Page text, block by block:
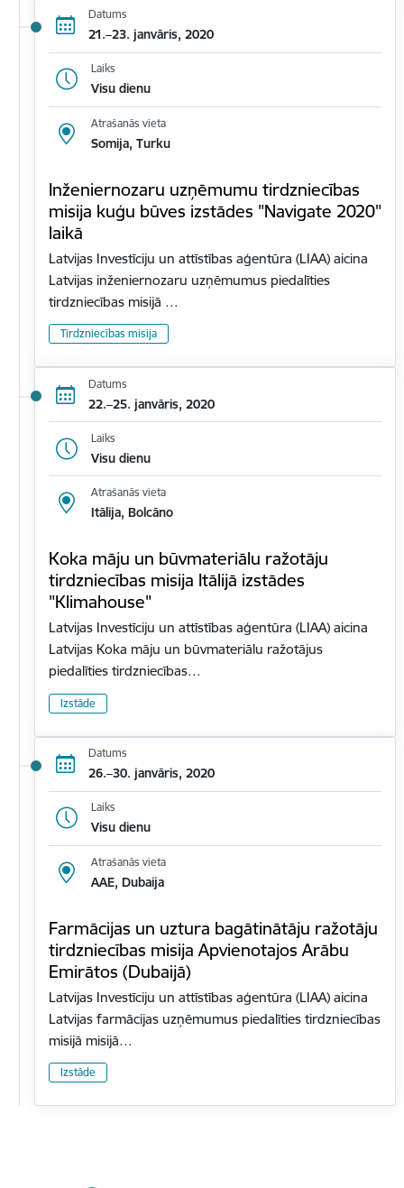
Datums
21.–23. janvāris, 2020
Laiks
Visu dienu
Atrašanās vieta
Somija, Turku
Inženiernozaru uzņēmumu tirdzniecības
misija kuģu būves izstādes "Navigate 2020"
laikā
Latvijas Investīciju un attīstības aģentūra (LIAA) aicina
Latvijas inženiernozaru uzņēmumus piedalīties
tirdzniecības misijā …
Tirdzniecības misija
Datums
22.–25. janvāris, 2020
Laiks
Visu dienu
Atrašanās vieta
Itālija, Bolcāno
Koka māju un būvmateriālu ražotāju
tirdzniecības misija Itālijā izstādes
"Klimahouse"
Latvijas Investīciju un attīstības aģentūra (LIAA) aicina
Latvijas Koka māju un būvmateriālu ražotājus
piedalīties tirdzniecības…
Izstāde
Datums
26.–30. janvāris, 2020
Laiks
Visu dienu
Atrašanās vieta
AAE, Dubaija
Farmācijas un uztura bagātinātāju ražotāju
tirdzniecības misija Apvienotajos Arābu
Emirātos (Dubaijā)
Latvijas Investīciju un attīstības aģentūra (LIAA) aicina
Latvijas farmācijas uzņēmumus piedalīties tirdzniecības
misijā misijā…
Izstāde